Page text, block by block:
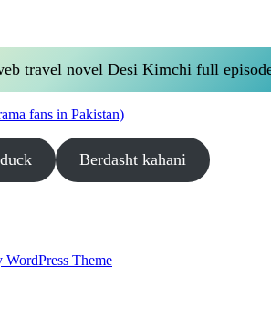
travel novel Desi Kimchi full
fans in Pakistan)
Berdasht kahani
WordPress Theme